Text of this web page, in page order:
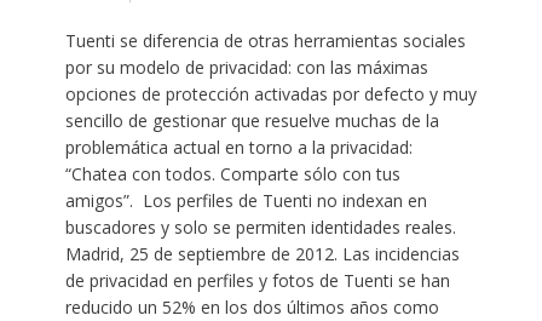
Tuenti se diferencia de otras herramientas sociales
por su modelo de privacidad: con las máximas
opciones de protección activadas por defecto y muy
sencillo de gestionar que resuelve muchas de la
problemática actual en torno a la privacidad:
“Chatea con todos. Comparte sólo con tus
amigos”. Los perfiles de Tuenti no indexan en
buscadores y solo se permiten identidades reales.
Madrid, 25 de septiembre de 2012. Las incidencias
de privacidad en perfiles y fotos de Tuenti se han
reducido un 52% en los dos últimos años como